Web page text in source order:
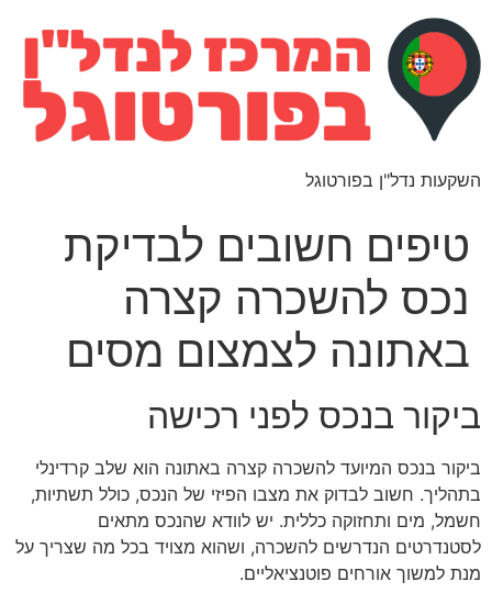
השקעות נדל"ן בפורטוגל
טיפים חשובים לבדיקת
נכס להשכרה קצרה
באתונה לצמצום מסים
ביקור בנכס לפני רכישה
ביקור בנכס המיועד להשכרה קצרה באתונה הוא שלב קרדינלי
בתהליך. חשוב לבדוק את מצבו הפיזי של הנכס, כולל תשתיות,
חשמל, מים ותחזוקה כללית. יש לוודא שהנכס מתאים
לסטנדרטים הנדרשים להשכרה, ושהוא מצויד בכל מה שצריך על
מנת למשוך אורחים פוטנציאליים.